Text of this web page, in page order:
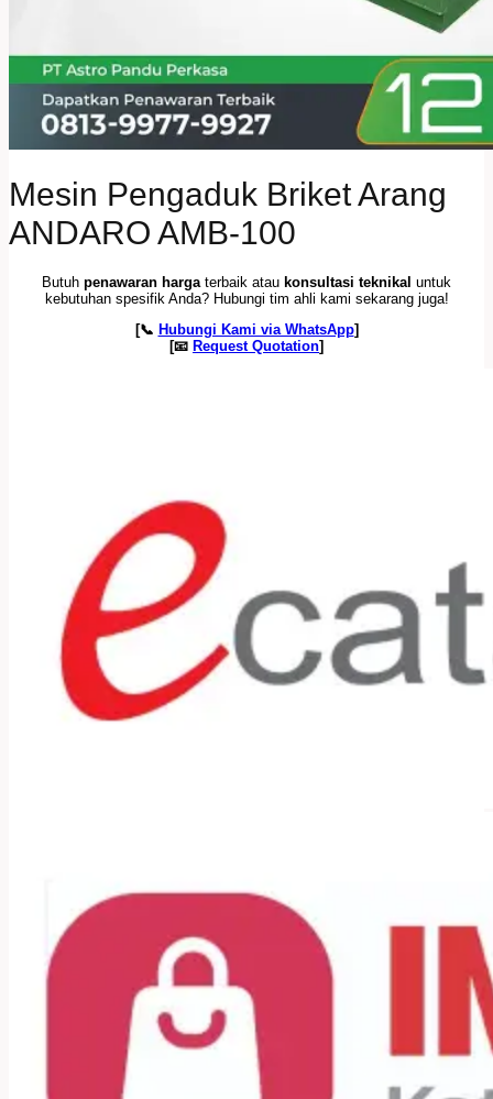
Mesin Pengaduk Briket Arang
ANDARO AMB-100
Butuh penawaran hargaterbaik atau konsultasi teknikal untuk
kebutuhan spesifik Anda? Hubungi tim ahli kami sekarang juga!
[📞 Hubungi Kami via WhatsApp]
[📧 Request Quotation]